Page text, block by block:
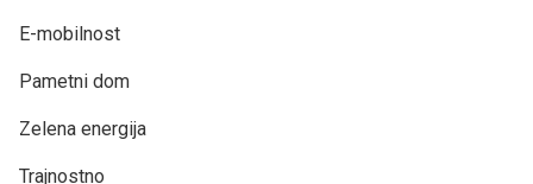
E-mobilnost
Pametni dom
Zelena energija
Trajnostno